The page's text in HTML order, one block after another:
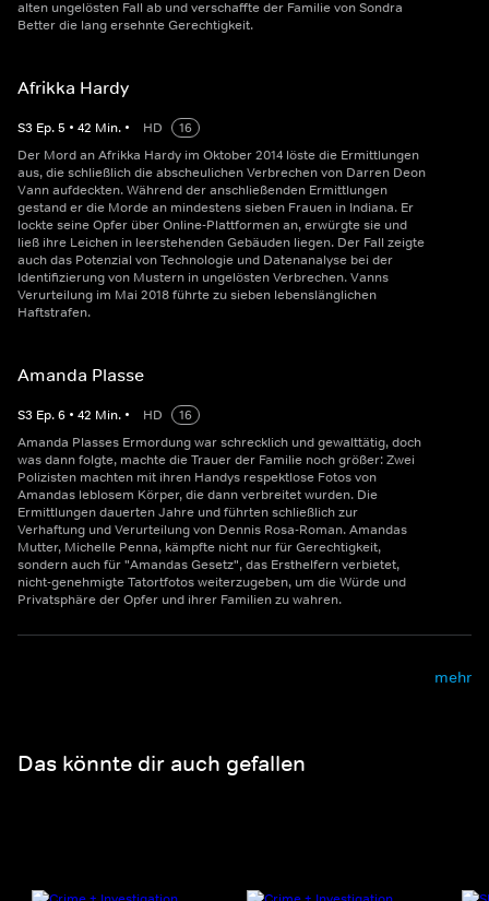
alten ungelösten Fall ab und verschaffte der Familie von Sondra
Better die lang ersehnte Gerechtigkeit.
Afrikka Hardy
S3 Ep.5 • 42 Min. • HD
16
Der Mord an Afrikka Hardy im Oktober 2014 löste die Ermittlungen
aus, die schließlich die abscheulichen Verbrechen von Darren Deon
Vann aufdeckten. Während der anschließenden Ermittlungen
gestand er die Morde an mindestens sieben Frauen in Indiana. Er
lockte seine Opfer über Online-Plattformen an, erwürgte sie und
ließ ihre Leichen in leerstehenden Gebäuden liegen. Der Fall zeigte
auch das Potenzial von Technologie und Datenanalyse bei der
Identifizierung von Mustern in ungelösten Verbrechen. Vanns
Verurteilung im Mai 2018 führte zu sieben lebenslänglichen
Haftstrafen.
Amanda Plasse
S3 Ep.6 • 42 Min. • HD
16
Amanda Plasses Ermordung war schrecklich und gewalttätig, doch
was dann folgte, machte die Trauer der Familie noch größer: Zwei
Polizisten machten mit ihren Handys respektlose Fotos von
Amandas leblosem Körper, die dann verbreitet wurden. Die
Ermittlungen dauerten Jahre und führten schließlich zur
Verhaftung und Verurteilung von Dennis Rosa-Roman. Amandas
Mutter, Michelle Penna, kämpfte nicht nur für Gerechtigkeit,
sondern auch für "Amandas Gesetz", das Ersthelfern verbietet,
nicht-genehmigte Tatortfotos weiterzugeben, um die Würde und
Privatsphäre der Opfer und ihrer Familien zu wahren.
mehr
Das könnte dir auch gefallen